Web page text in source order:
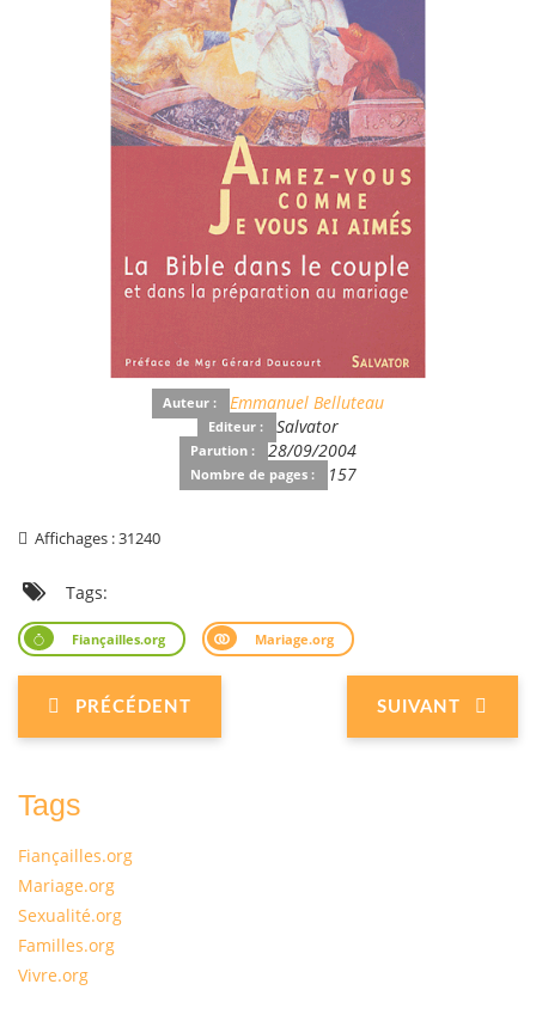
Auteur : Emmanuel Belluteau
Editeur : Salvator
Parution : 28/09/2004
Nombre de pages : 157
Affichages : 31240
Tags:
Fiançailles.org Mariage.org
PRÉCÉDENT SUIVANT
Tags
Fiançailles.org
Mariage.org
Sexualité.org
Familles.org
Vivre.org